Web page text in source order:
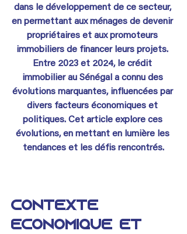
dans le développement de ce secteur,
en permettant aux ménages de devenir
propriétaires et aux promoteurs
immobiliers de financer leurs projets.
Entre 2023 et 2024, le crédit
immobilier au Sénégal a connu des
évolutions marquantes, influencées par
divers facteurs économiques et
politiques. Cet article explore ces
évolutions, en mettant en lumière les
tendances et les défis rencontrés.
Contexte
économique et